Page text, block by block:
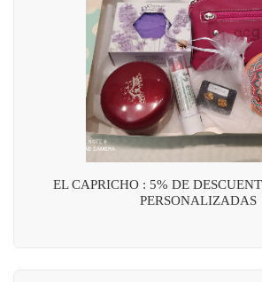
EL CAPRICHO : 5% DE
PERSONALIZADAS